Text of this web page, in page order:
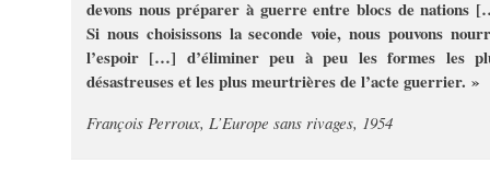
devons nous préparer à guerre entre blocs de nations
Si nous choisissons la seconde voie, nous pouvons
l’espoir […] d’éliminer peu à peu les formes les
désastreuses et les plus meurtrières de l’acte guerrier. »
François Perroux, L’Europe sans rivages, 1954